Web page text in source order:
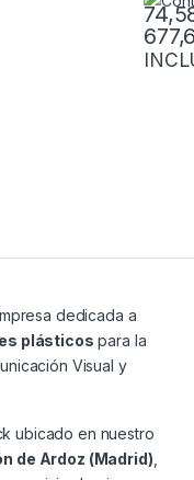
Este
dedicada a
plásticos para la
Visual y
ubicado en nuestro
de Ardoz (Madrid)